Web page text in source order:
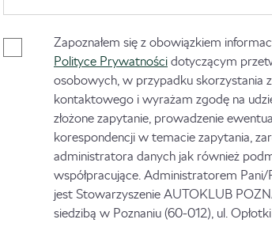
Zapoznałem się z obowiązkiem
Polityce Prywatnościdotyczącym
osobowych, w przypadku skorzystania
kontaktowego i wyrażam zgodę na
złożone zapytanie, prowadzenie
korespondencji w temacie zapytania,
administratora danych jak również
współpracujące. Administratorem
jest Stowarzyszenie AUTOKLUB
siedzibą w Poznaniu (60-012), ul.